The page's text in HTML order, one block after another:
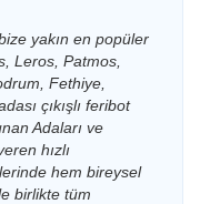
Dentur
Avrasya
Feribot
Dentur
Avrasya
Feribot
Feribot
Dentur
Avrasya
Feribot
Dentur
Avrasya
Feribot
yakın en popüler
Leros, Patmos,
Fethiye,
çıkışlı feribot
Adaları ve
hızlı
hem bireysel
birlikte tüm